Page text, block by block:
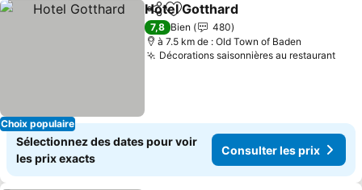
Choix populaire
PartagerAjouter à mes favoris
Hotel Gotthard
7,8 Bien
480
à 7.5 km de : Old Town of Baden
Décorations saisonnières au restaurant
Sélectionnez des dates pour voir
les prix exacts
Consulter les prix